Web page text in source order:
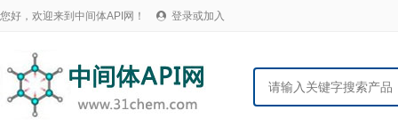
您好，欢迎来到中间体API网！  登录或加入